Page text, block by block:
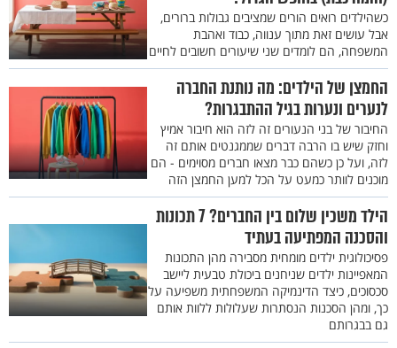
כשהילדים רואים הורים שמציבים גבולות ברורים,
אבל עושים זאת מתוך ענווה, כבוד ואהבת
המשפחה, הם לומדים שני שיעורים חשובים לחיים
החמצן של הילדים: מה נותנת החברה
לנערים ונערות בגיל ההתבגרות?
החיבור של בני הנעורים זה לזה הוא חיבור אמיץ
וחזק שיש בו הרבה דברים שממגנטים אותם זה
לזה, ועל כן כשהם כבר מצאו חברים מסוימים - הם
מוכנים לוותר כמעט על הכל למען החמצן הזה
הילד משכין שלום בין החברים? 7 תכונות
והסכנה המפתיעה בעתיד
פסיכולוגית ילדים מומחית מסבירה מהן התכונות
המאפיינות ילדים שניחנים ביכולת טבעית ליישב
סכסוכים, כיצד הדינמיקה המשפחתית משפיעה על
כך, ומהן הסכנות הנסתרות שעלולות ללוות אותם
גם בבגרותם